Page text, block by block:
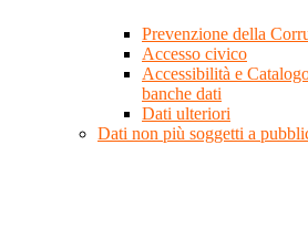
Prevenzione della
Accesso civico
Accessibilità e
banche dati
Dati ulteriori
Dati non più soggetti a